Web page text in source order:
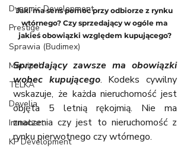
Dynamic Development
Prestige
Sprawia (Budimex)
Marvipol
TELKA
Develia
Immobart
KP Development
Jaki ma sens pomoc przy odbiorze z rynku
wtórnego? Czy sprzedający w ogóle ma
jakieś obowiązki względem kupującego?
Sprzedający zawsze ma obowiązki
wobec kupującego. Kodeks cywilny
wskazuje, że każda nieruchomość jest
objęta 5 letnią rękojmią. Nie ma
znaczenia czy jest to nieruchomość z
rynku pierwotnego czy wtórnego.